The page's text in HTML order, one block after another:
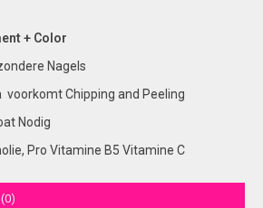
+ Color
Nagels
voorkomt Chipping and Peeling
Nodig
Pro Vitamine B5 Vitamine C
(0)